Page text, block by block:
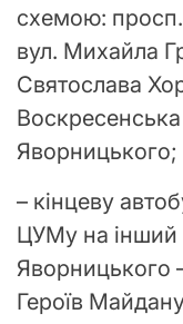
схемою:
вул. Михайла
Святослава
Яворницького;
– кінцеву
ЦУМу на інший
Яворницького
Героїв